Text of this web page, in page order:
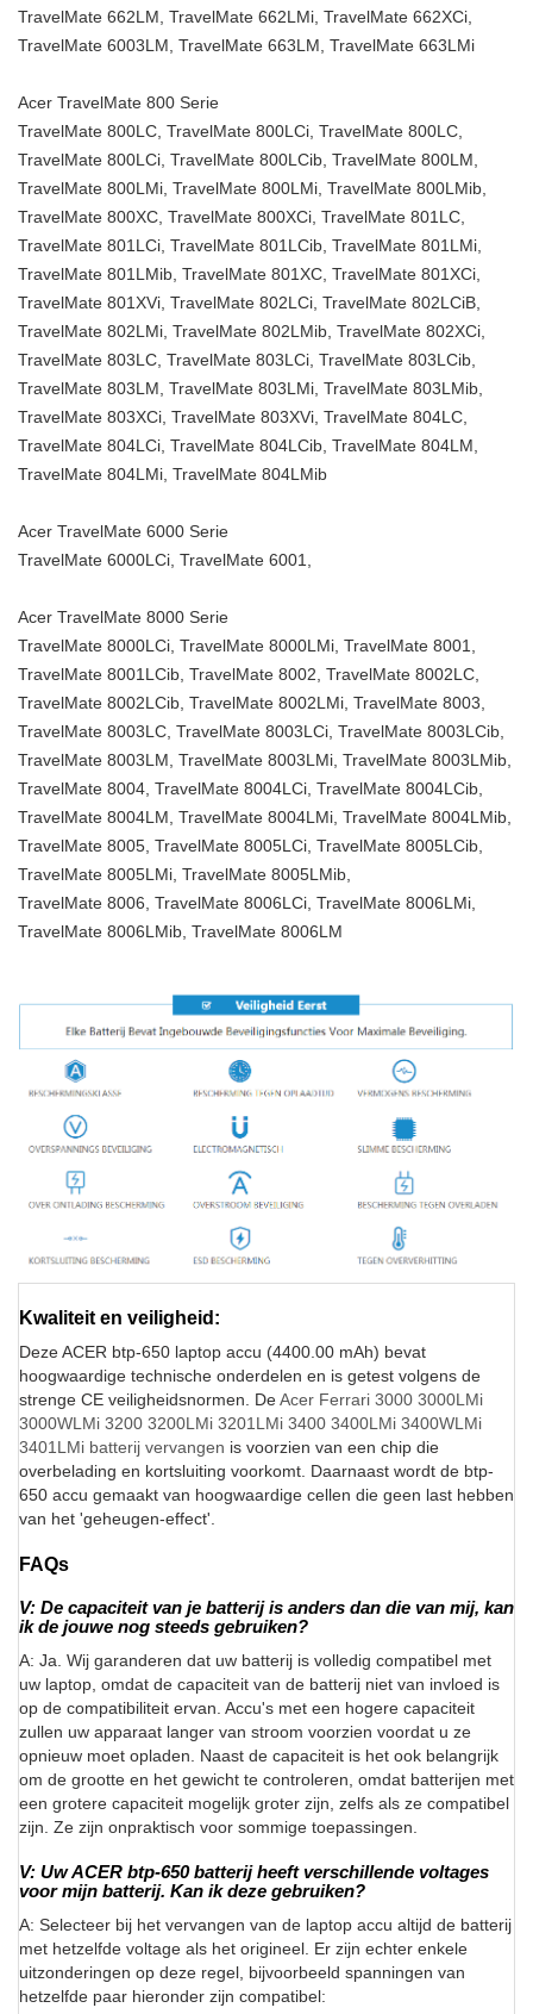
TravelMate 662LM, TravelMate 662LMi, TravelMate 662XCi,
TravelMate 6003LM, TravelMate 663LM, TravelMate 663LMi
Acer TravelMate 800 Serie
TravelMate 800LC, TravelMate 800LCi, TravelMate 800LC,
TravelMate 800LCi, TravelMate 800LCib, TravelMate 800LM,
TravelMate 800LMi, TravelMate 800LMi, TravelMate 800LMib,
TravelMate 800XC, TravelMate 800XCi, TravelMate 801LC,
TravelMate 801LCi, TravelMate 801LCib, TravelMate 801LMi,
TravelMate 801LMib, TravelMate 801XC, TravelMate 801XCi,
TravelMate 801XVi, TravelMate 802LCi, TravelMate 802LCiB,
TravelMate 802LMi, TravelMate 802LMib, TravelMate 802XCi,
TravelMate 803LC, TravelMate 803LCi, TravelMate 803LCib,
TravelMate 803LM, TravelMate 803LMi, TravelMate 803LMib,
TravelMate 803XCi, TravelMate 803XVi, TravelMate 804LC,
TravelMate 804LCi, TravelMate 804LCib, TravelMate 804LM,
TravelMate 804LMi, TravelMate 804LMib
Acer TravelMate 6000 Serie
TravelMate 6000LCi, TravelMate 6001,
Acer TravelMate 8000 Serie
TravelMate 8000LCi, TravelMate 8000LMi, TravelMate 8001,
TravelMate 8001LCib, TravelMate 8002, TravelMate 8002LC,
TravelMate 8002LCib, TravelMate 8002LMi, TravelMate 8003,
TravelMate 8003LC, TravelMate 8003LCi, TravelMate 8003LCib,
TravelMate 8003LM, TravelMate 8003LMi, TravelMate 8003LMib,
TravelMate 8004, TravelMate 8004LCi, TravelMate 8004LCib,
TravelMate 8004LM, TravelMate 8004LMi, TravelMate 8004LMib,
TravelMate 8005, TravelMate 8005LCi, TravelMate 8005LCib,
TravelMate 8005LMi, TravelMate 8005LMib,
TravelMate 8006, TravelMate 8006LCi, TravelMate 8006LMi,
TravelMate 8006LMib, TravelMate 8006LM
Kwaliteit en veiligheid:
Deze ACER btp-650 laptop accu (4400.00 mAh) bevat
hoogwaardige technische onderdelen en is getest volgens de
strenge CE veiligheidsnormen. DeAcer Ferrari 3000 3000LMi
3000WLMi 3200 3200LMi 3201LMi 3400 3400LMi 3400WLMi
3401LMi batterij vervangen is voorzien van een chip die
overbelading en kortsluiting voorkomt. Daarnaast wordt de btp-
650 accu gemaakt van hoogwaardige cellen die geen last hebben
van het 'geheugen-effect'.
FAQs
V: De capaciteit van je batterij is anders dan die van mij, kan
ik de jouwe nog steeds gebruiken?
A: Ja. Wij garanderen dat uw batterij is volledig compatibel met
uw laptop, omdat de capaciteit van de batterij niet van invloed is
op de compatibiliteit ervan. Accu's met een hogere capaciteit
zullen uw apparaat langer van stroom voorzien voordat u ze
opnieuw moet opladen. Naast de capaciteit is het ook belangrijk
om de grootte en het gewicht te controleren, omdat batterijen met
een grotere capaciteit mogelijk groter zijn, zelfs als ze compatibel
zijn. Ze zijn onpraktisch voor sommige toepassingen.
V: Uw ACER btp-650 batterij heeft verschillende voltages
voor mijn batterij. Kan ik deze gebruiken?
A: Selecteer bij het vervangen van de laptop accu altijd de batterij
met hetzelfde voltage als het origineel. Er zijn echter enkele
uitzonderingen op deze regel, bijvoorbeeld spanningen van
hetzelfde paar hieronder zijn compatibel: